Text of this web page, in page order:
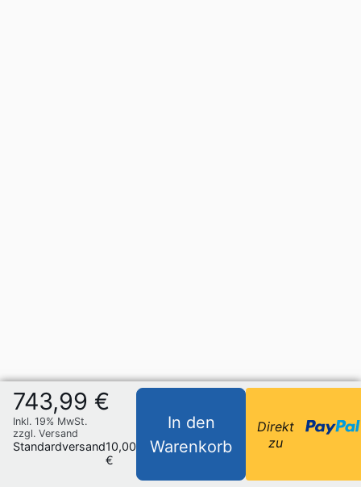
743,99 €
Inkl. 19% MwSt.
zzgl. Versand
Standardversand10,00
€
In den
Warenkorb
Direkt
zu